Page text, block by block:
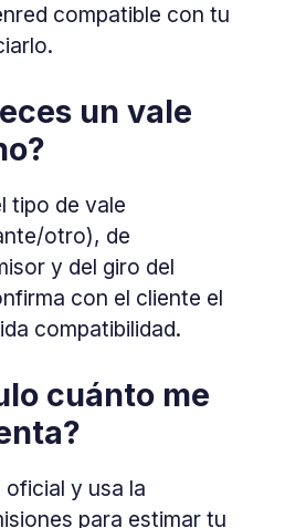
compatible con tu
un vale
tipo de vale
otro), de
y del giro del
con el cliente el
compatibilidad.
cuánto me
y usa la
para estimar tu